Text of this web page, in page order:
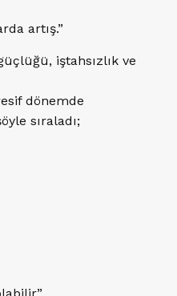
artış.”
iştahsızlık ve
dönemde
sıraladı;